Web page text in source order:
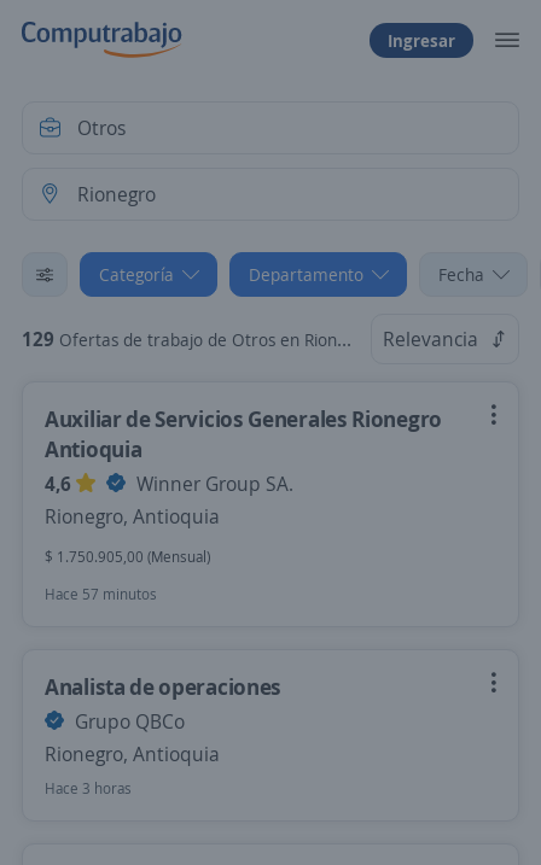
Ingresar
Categoría Departamento Fecha
129 Ofertas de trabajo de Otros en Rionegro, Antioquia Relevancia
Auxiliar de Servicios Generales Rionegro
Antioquia
4,6
Winner Group SA.
Rionegro, Antioquia
$ 1.750.905,00 (Mensual)
Hace 57 minutos
Analista de operaciones
Grupo QBCo
Rionegro, Antioquia
Hace 3 horas